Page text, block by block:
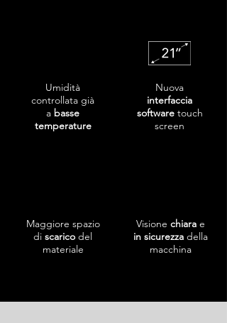
Umidità
controllata già
a basse
temperature
Maggiore spazio
di scarico del
materiale
Nuova
interfaccia
softwaretouch
screen
Visione chiara e
in sicurezza della
macchina